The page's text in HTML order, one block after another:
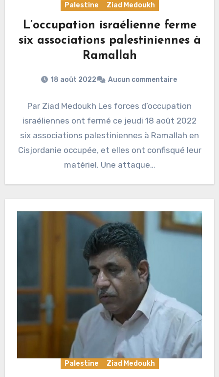
Palestine Ziad Medoukh
L’occupation israélienne ferme
six associations palestiniennes à
Ramallah
18 août 2022 Aucun commentaire
Par Ziad Medoukh Les forces d’occupation
israéliennes ont fermé ce jeudi 18 août 2022
six associations palestiniennes à Ramallah en
Cisjordanie occupée, et elles ont confisqué leur
matériel. Une attaque…
Palestine Ziad Medoukh